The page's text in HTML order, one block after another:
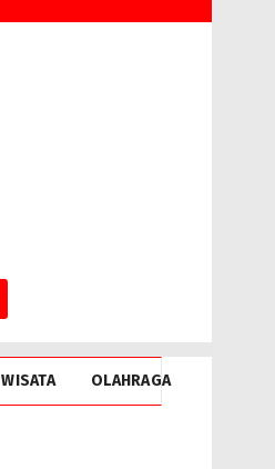
WISATA OLAHRAGA